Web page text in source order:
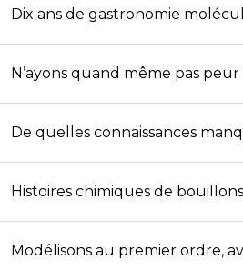
Dix ans de gastronomie
N’ayons quand même pas peur
De quelles connaissances
Histoires chimiques de
Modélisons au premier ordre,